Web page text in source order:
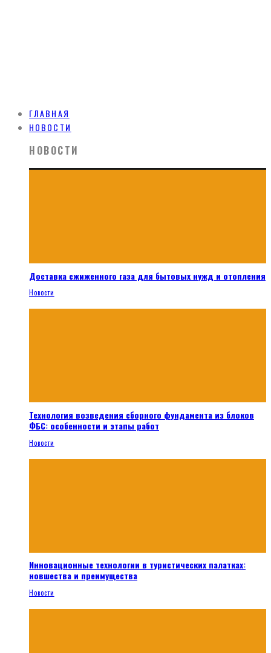
ГЛАВНАЯ
НОВОСТИ
НОВОСТИ
Доставка сжиженного газа для бытовых нужд и отопления
Новости
Технология возведения сборного фундамента из блоков
ФБС: особенности и этапы работ
Новости
Инновационные технологии в туристических палатках:
новшества и преимущества
Новости